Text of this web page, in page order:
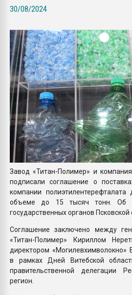
30/08/2024
Завод «Титан-Полимер» и
подписали соглашение о
компании
объеме до 15 тысяч тонн. Об
государственных органов Псковской
Соглашение заключено между
«Титан-Полимер» Кириллом
директором
в рамках Дней Витебской
правительственной делегации
регион.